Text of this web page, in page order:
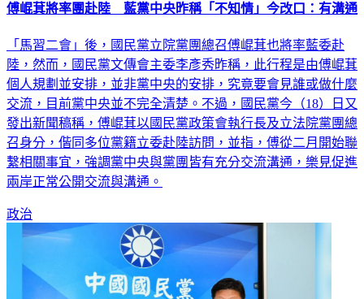
傅崐萁將率團赴陸 藍黨中央昨稱「不知情」今改口：有溝通
「馬習二會」後，國民黨立院黨團總召傅崐萁也將率藍委赴
陸，然而，國民黨文傳會主委李彥秀昨稱，此行程是由傅崐萁
個人規劃並安排，並非黨中央的安排，究竟要會見誰或做什麼
交流，目前黨中央並不完全清楚。不過，國民黨今（18）日又
發出新聞稿稱，傅崐萁以國民黨政策會執行長及立法院黨團總
召身分，偕同多位黨籍立委赴陸訪問，並指，傅從二月開始聯
繫相關事宜，強調黨中央與黨團皆有充分交流溝通，樂見促進
兩岸正常公開交流與溝通。
政治